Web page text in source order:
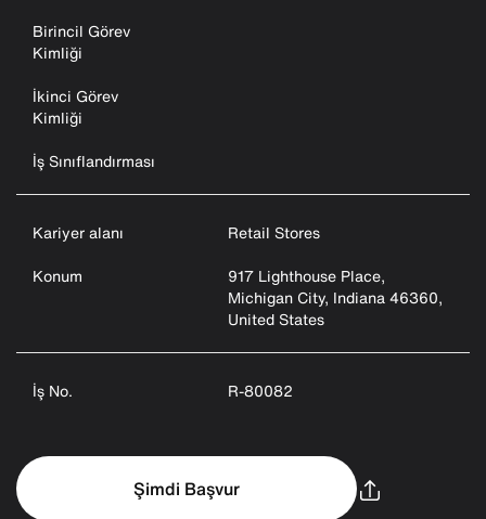
Birincil Görev
Kimliği
İkinci Görev
Kimliği
İş Sınıflandırması
Kariyer alanı
Retail Stores
Konum
917 Lighthouse Place,
Michigan City, Indiana 46360,
United States
İş No. R-80082
Şimdi Başvur